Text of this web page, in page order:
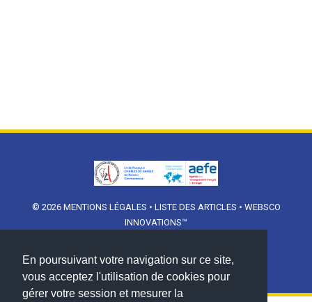
En poursuivant votre navigation sur ce site,
vous acceptez l'utilisation de cookies pour
gérer votre session et mesurer la
© 2026 MENTIONS LÉGALES • LISTE DES ARTICLES • WEBSCO
INNOVATIONS™